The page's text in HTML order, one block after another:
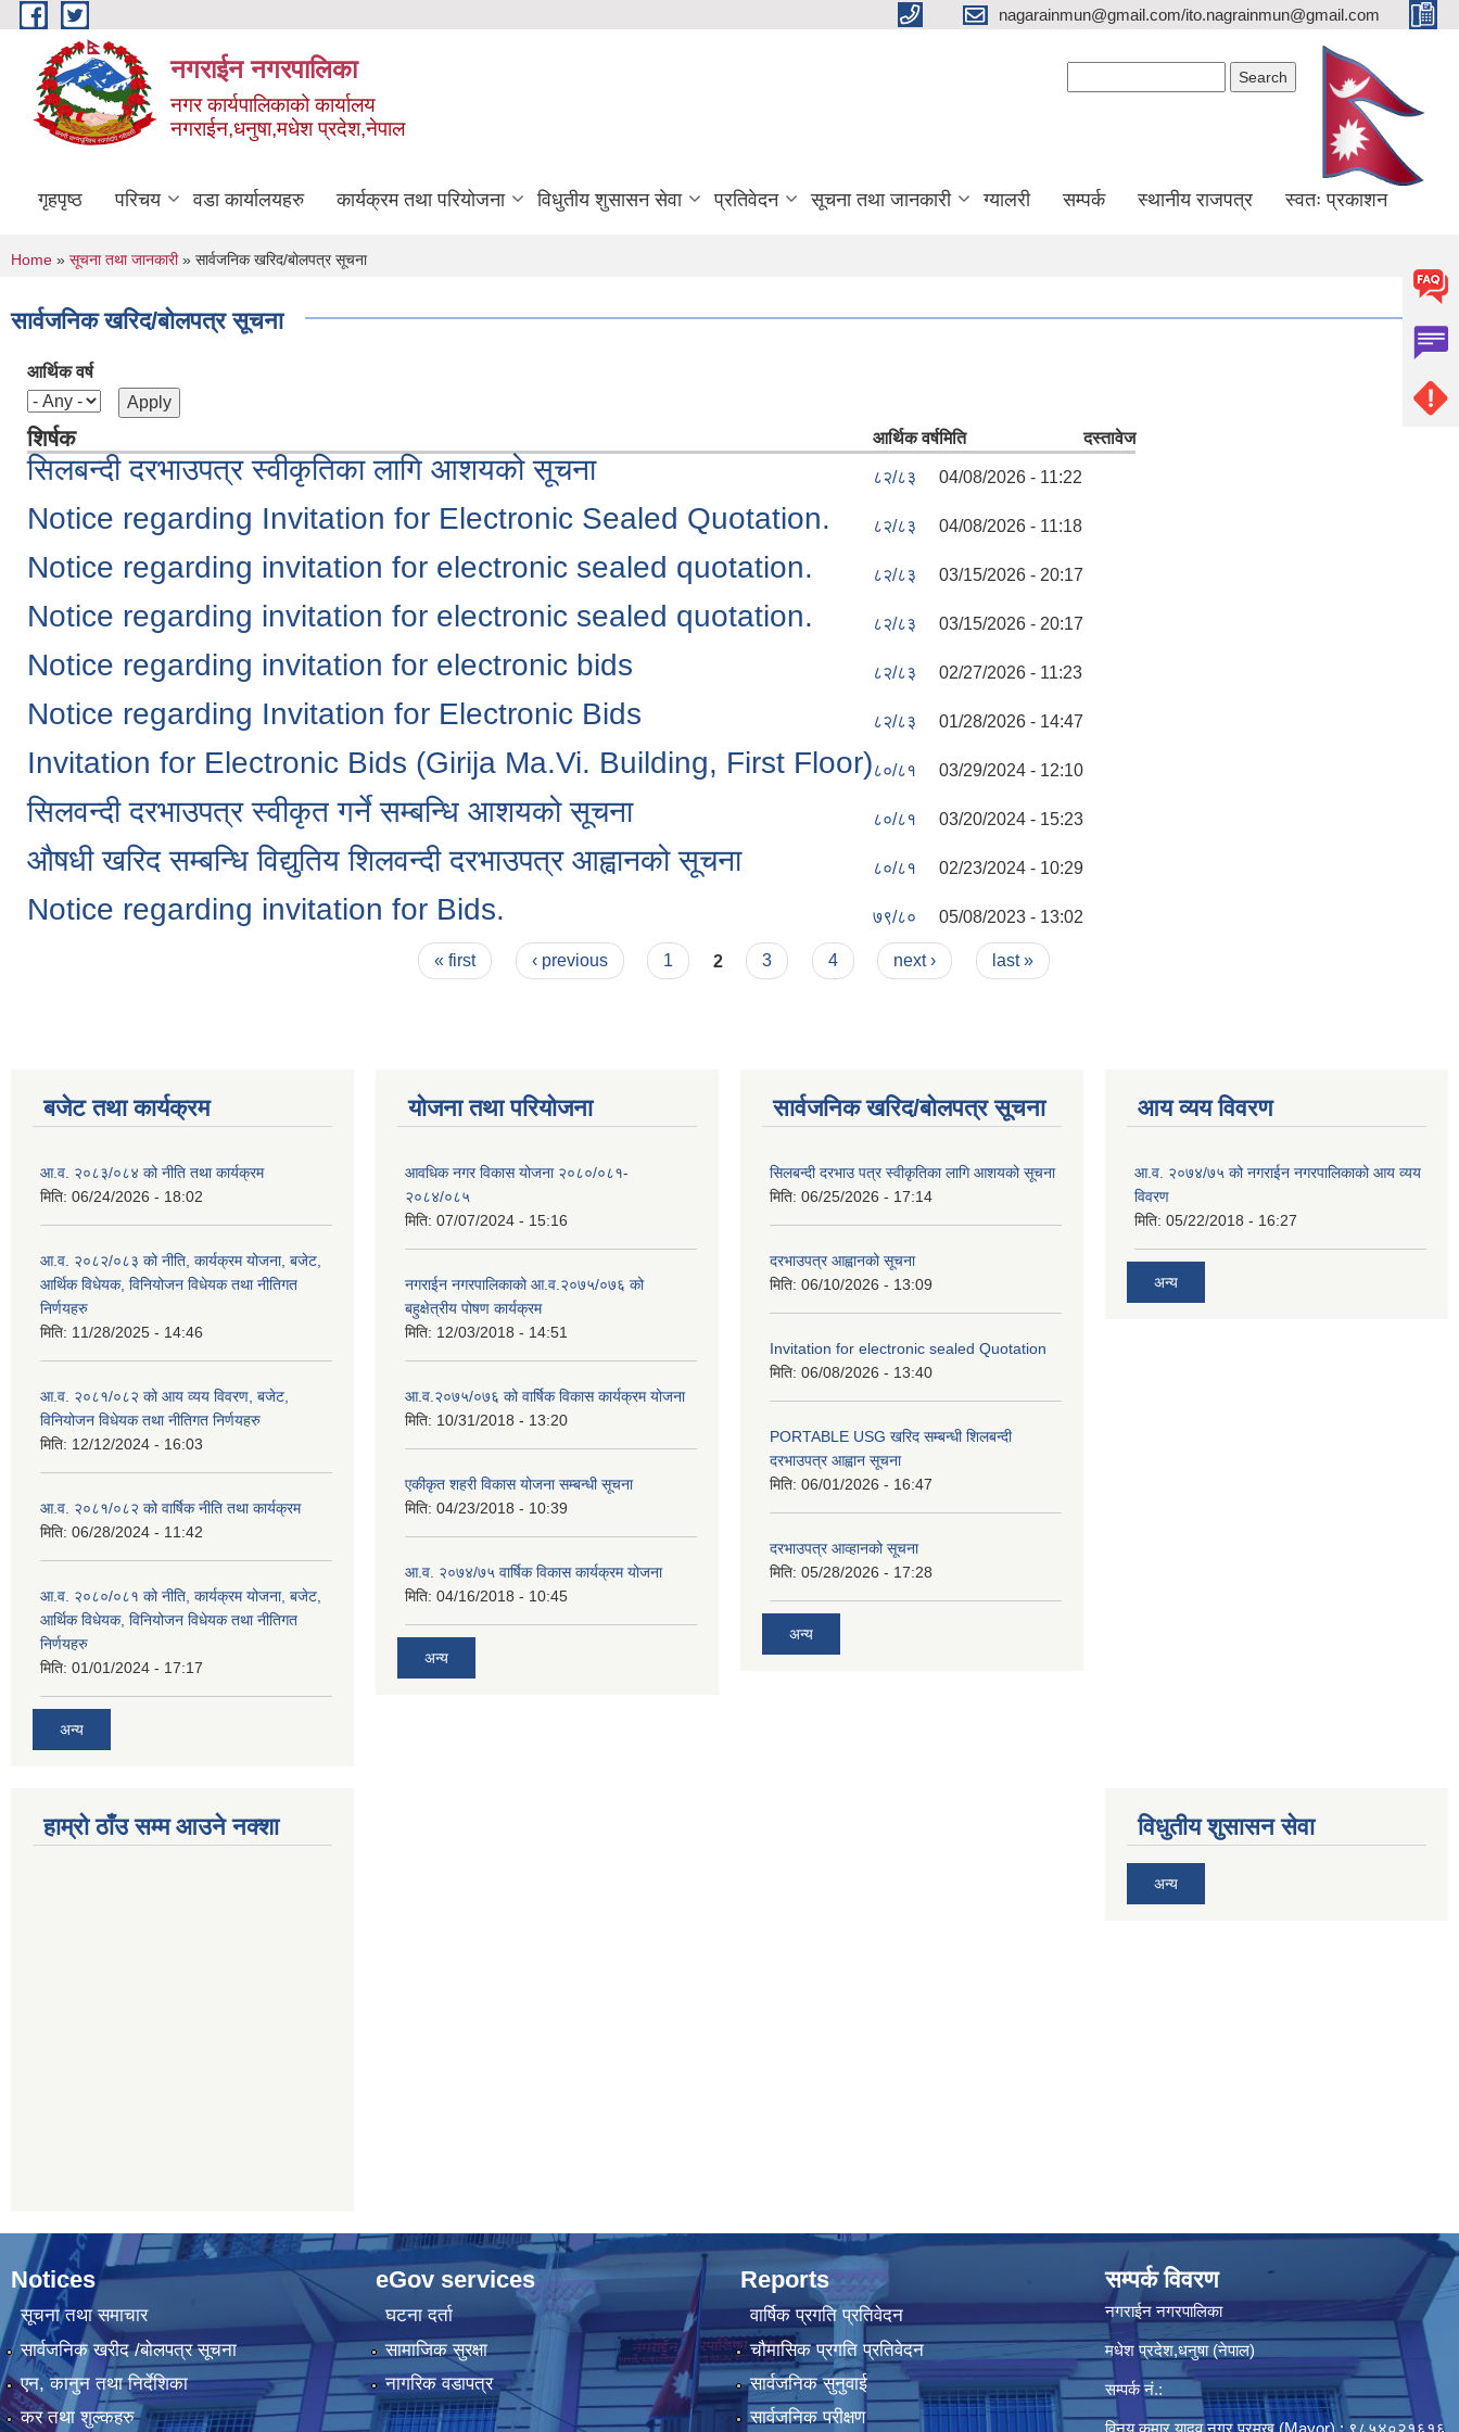
Skip to main content nagarainmun@gmail.com/ito.nagrainmun@gmail.com
नगराईन नगरपालिका
नगर कार्यपालिकाको कार्यालय
नगराईन,धनुषा,मधेश प्रदेश,नेपाल
गृहपृष्ठ परिचय वडा कार्यालयहरु कार्यक्रम तथा परियोजना विधुतीय शुसासन सेवा प्रतिवेदन सूचना तथा जानकारी ग्यालरी सम्पर्क स्थानीय राजपत्र स्वतः प्रकाशन
You are here
Home » सूचना तथा जानकारी» सार्वजनिक खरिद/बोलपत्र सूचना
सार्वजनिक खरिद/बोलपत्र सूचना
आर्थिक वर्ष
शिर्षक आर्थिक वर्षमिति दस्तावेज
सिलबन्दी दरभाउपत्र स्वीकृतिका लागि आशयको सूचना ८२/८३ 04/08/2026 - 11:22
Notice regarding Invitation for Electronic Sealed Quotation. ८२/८३ 04/08/2026 - 11:18
Notice regarding invitation for electronic sealed quotation. ८२/८३ 03/15/2026 - 20:17
Notice regarding invitation for electronic sealed quotation. ८२/८३ 03/15/2026 - 20:17
Notice regarding invitation for electronic bids ८२/८३ 02/27/2026 - 11:23
Notice regarding Invitation for Electronic Bids ८२/८३ 01/28/2026 - 14:47
Invitation for Electronic Bids (Girija Ma.Vi. Building, First Floor)८०/८१ 03/29/2024 - 12:10
सिलवन्दी दरभाउपत्र स्वीकृत गर्ने सम्बन्धि आशयको सूचना ८०/८१ 03/20/2024 - 15:23
औषधी खरिद सम्बन्धि विद्युतिय शिलवन्दी दरभाउपत्र आह्वानको सूचना ८०/८१ 02/23/2024 - 10:29
Notice regarding invitation for Bids. ७९/८० 05/08/2023 - 13:02
« first ‹ previous 1 2 3 4 next › last »
बजेट तथा कार्यक्रम
आ.व. २०८३/०८४ को नीति तथा कार्यक्रम
मिति: 06/24/2026 - 18:02
आ.व. २०८२/०८३ को नीति, कार्यक्रम योजना, बजेट,
आर्थिक विधेयक, विनियोजन विधेयक तथा नीतिगत
निर्णयहरु
मिति: 11/28/2025 - 14:46
आ.व. २०८१/०८२ को आय व्यय विवरण, बजेट,
विनियोजन विधेयक तथा नीतिगत निर्णयहरु
मिति: 12/12/2024 - 16:03
आ.व. २०८१/०८२ को वार्षिक नीति तथा कार्यक्रम
मिति: 06/28/2024 - 11:42
आ.व. २०८०/०८१ को नीति, कार्यक्रम योजना, बजेट,
आर्थिक विधेयक, विनियोजन विधेयक तथा नीतिगत
निर्णयहरु
मिति: 01/01/2024 - 17:17
अन्य
योजना तथा परियोजना
आवधिक नगर विकास योजना २०८०/०८१-
२०८४/०८५
मिति: 07/07/2024 - 15:16
नगराईन नगरपालिकाको आ.व.२०७५/०७६ को
बहुक्षेत्रीय पोषण कार्यक्रम
मिति: 12/03/2018 - 14:51
आ.व.२०७५/०७६ को वार्षिक विकास कार्यक्रम योजना
मिति: 10/31/2018 - 13:20
एकीकृत शहरी विकास योजना सम्बन्धी सूचना
मिति: 04/23/2018 - 10:39
आ.व. २०७४/७५ वार्षिक विकास कार्यक्रम योजना
मिति: 04/16/2018 - 10:45
अन्य
सार्वजनिक खरिद/बोलपत्र सूचना
सिलबन्दी दरभाउ पत्र स्वीकृतिका लागि आशयको सूचना
मिति: 06/25/2026 - 17:14
दरभाउपत्र आह्वानको सूचना
मिति: 06/10/2026 - 13:09
Invitation for electronic sealed Quotation
मिति: 06/08/2026 - 13:40
PORTABLE USG खरिद सम्बन्धी शिलबन्दी
दरभाउपत्र आह्वान सूचना
मिति: 06/01/2026 - 16:47
दरभाउपत्र आव्हानको सूचना
मिति: 05/28/2026 - 17:28
अन्य
आय व्यय विवरण
आ.व. २०७४/७५ को नगराईन नगरपालिकाको आय व्यय
विवरण
मिति: 05/22/2018 - 16:27
अन्य
हाम्रो ठाँउ सम्म आउने नक्शा विधुतीय शुसासन सेवा
अन्य
Notices
सूचना तथा समाचार
सार्वजनिक खरीद /बोलपत्र सूचना
एन, कानुन तथा निर्देशिका
कर तथा शुल्कहरु
eGov services
घटना दर्ता
सामाजिक सुरक्षा
नागरिक वडापत्र
Reports
वार्षिक प्रगति प्रतिवेदन
चौमासिक प्रगति प्रतिवेदन
सार्वजनिक सुनुवाई
सार्वजनिक परीक्षण
सम्पर्क विवरण
नगराईन नगरपालिका
मधेश प्रदेश,धनुषा (नेपाल)
सम्पर्क नं.:
विनय कुमार यादव,नगर प्रमुख (Mayor) : ९८५४०२१६१६